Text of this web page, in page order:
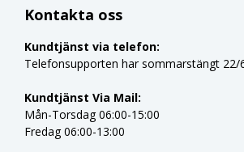
Kontakta oss
Kundtjänst via telefon:
Telefonsupporten har sommarstängt 22/
Kundtjänst Via Mail:
Mån-Torsdag 06:00-15:00
Fredag 06:00-13:00